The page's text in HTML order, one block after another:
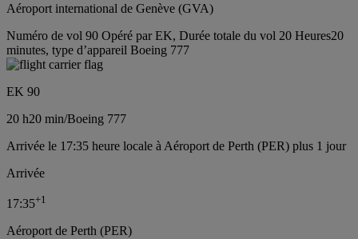
Aéroport international de Genève (GVA)
Numéro de vol 90 Opéré par EK, Durée totale du vol 20 Heures20
minutes, type d’appareil Boeing 777
EK 90
20 h20 min/Boeing 777
Arrivée le 17:35 heure locale à Aéroport de Perth (PER) plus 1 jour
Arrivée
17:35+1
Aéroport de Perth (PER)